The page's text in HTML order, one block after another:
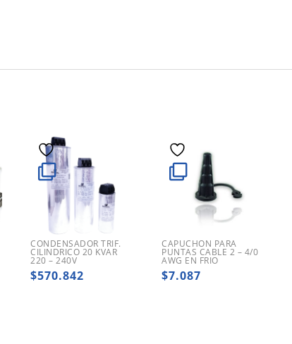
CONDENSADOR TRIF.
CILINDRICO 20 KVAR
220 – 240V
$570.842
CAPUCHON PARA
PUNTAS CABLE 2 – 4/0
AWG EN FRIO
$7.087